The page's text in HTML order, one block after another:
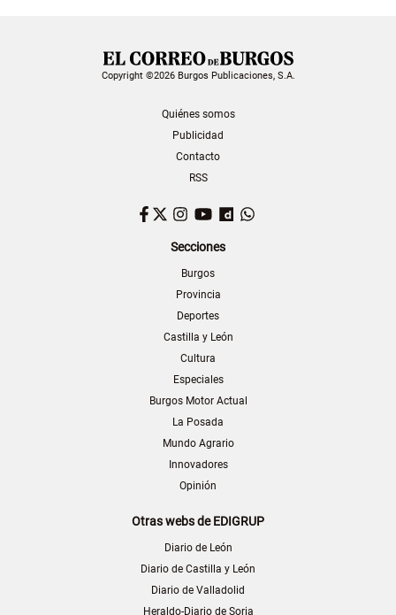
Copyright ©2026 Burgos Publicaciones, S.A.
Quiénes somos
Publicidad
Contacto
RSS
Facebook
TwitterInstagram
YouTubeDailymotion
Secciones
Burgos
Provincia
Deportes
Castilla y León
Cultura
Especiales
Burgos Motor Actual
La Posada
Mundo Agrario
Innovadores
Opinión
Otras webs de EDIGRUP
Diario de León
Diario de Castilla y León
Diario de Valladolid
Heraldo-Diario de Soria